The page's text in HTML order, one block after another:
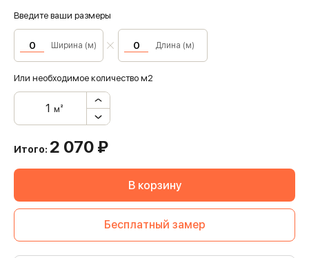
Введите ваши размеры
Ширина (м) Длина (м)
Или необходимое количество м2
м²
Итого: 2 070 ₽
В корзину
Бесплатный замер